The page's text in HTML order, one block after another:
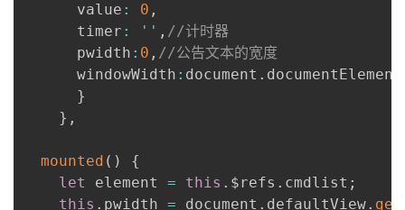
Programs
      value
: 0 ,
      timer
: '' , //计时器
      pwidth
: 0 , //公告文本的宽度
      windowWidth
: document . documentElement
}
} ,
mounted ( )
{
let
element = this . $refs . cmdlist ;
this . pwidth = document . defaultView.